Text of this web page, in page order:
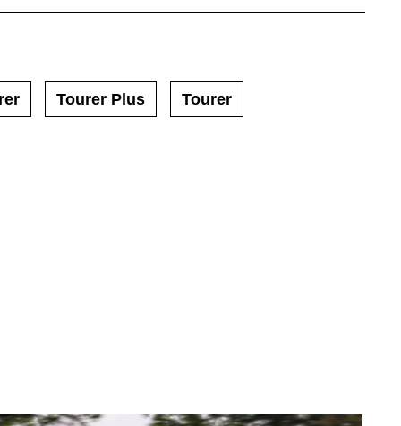
Tourer Plus Tourer